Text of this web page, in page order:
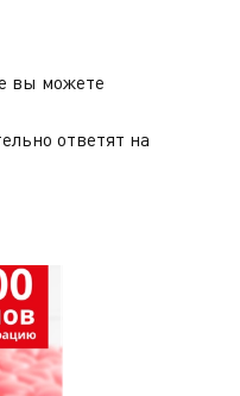
вы можете
ответят на